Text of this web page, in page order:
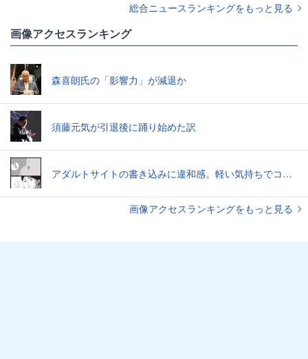
総合ニュースランキングをもっと見る
画像アクセスランキング
森喜朗氏の「影響力」が減退か
須藤元気が引退後に踊り始めた訳
アダルトサイトの書き込みに違和感。軽い気持ちでコメントしてみると…／近畿地方のある場所について（1）
画像アクセスランキングをもっと見る